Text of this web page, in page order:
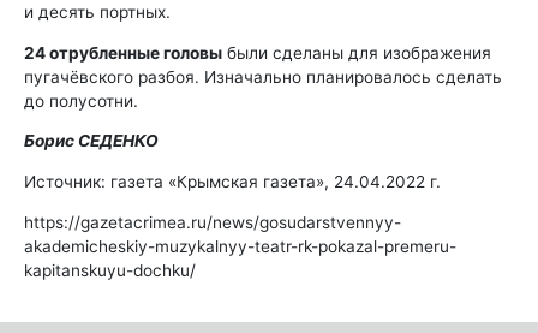
и десять портных.
24 отрубленные головы были сделаны для изображения
пугачёвского разбоя. Изначально планировалось сделать
до полусотни.
Борис СЕДЕНКО
Источник: газета «Крымская газета», 24.04.2022 г.
https://gazetacrimea.ru/news/gosudarstvennyy-
akademicheskiy-muzykalnyy-teatr-rk-pokazal-premeru-
kapitanskuyu-dochku/